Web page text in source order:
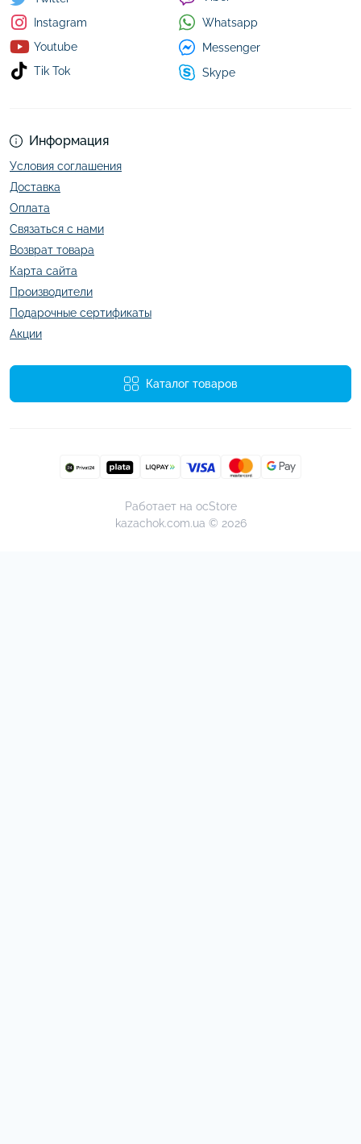
Информация
Условия соглашения
Доставка
Оплата
Связаться с нами
Возврат товара
Карта сайта
Производители
Подарочные сертификаты
Акции
Каталог товаров
Instagram
Youtube
Tik Tok
Whatsapp
Messenger
Skype
Работает на ocStore
kazachok.com.ua © 2026